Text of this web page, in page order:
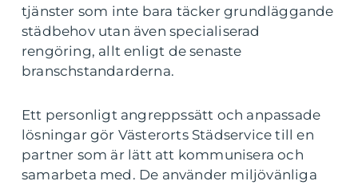
tjänster som inte bara täcker grundläggande
städbehov utan även specialiserad
rengöring, allt enligt de senaste
branschstandarderna.
Ett personligt angreppssätt och anpassade
lösningar gör Västerorts Städservice till en
partner som är lätt att kommunisera och
samarbeta med. De använder miljövänliga